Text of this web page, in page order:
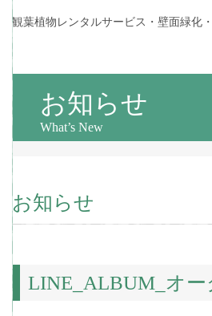
観葉植物レンタルサービス・壁面緑化
お知らせ
What’s New
お知らせ
LINE_ALBUM_オー